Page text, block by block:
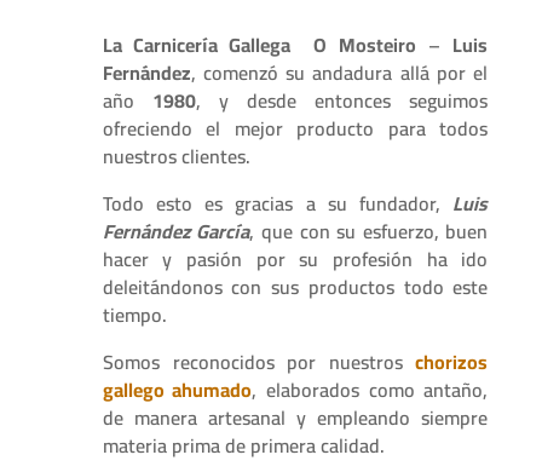
La Carnicería Gallega O Mosteiro – Luis
Fernández, comenzó su andadura allá por el
año 1980, y desde entonces seguimos
ofreciendo el mejor producto para todos
nuestros clientes.
Todo esto es gracias a su fundador, Luis
Fernández García, que con su esfuerzo, buen
hacer y pasión por su profesión ha ido
deleitándonos con sus productos todo este
tiempo.
Somos reconocidos por nuestros chorizos
gallego ahumado, elaborados como antaño,
de manera artesanal y empleando siempre
materia prima de primera calidad.